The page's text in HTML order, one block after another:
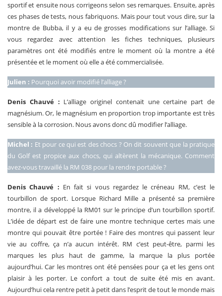
sportif et ensuite nous corrigeons selon ses remarques. Ensuite, après
ces phases de tests, nous fabriquons. Mais pour tout vous dire, sur la
montre de Bubba, il y a eu de grosses modifications sur l’alliage. Si
vous regardez avec attention les fiches techniques, plusieurs
paramètres ont été modifiés entre le moment où la montre a été
présentée et le moment où elle a été commercialisée.
Julien : Pourquoi avoir modifié l’alliage ?
Denis Chauvé : L’alliage originel contenait une certaine part de
magnésium. Or, le magnésium en proportion trop importante est très
sensible à la corrosion. Nous avons donc dû modifier l’alliage.
Michel : Et pour ce qui est des chocs ? On dit souvent que la pratique
du Golf est propice aux chocs, qui altèrent la mécanique. Comment
avez-vous travaillé la RM 038 pour la rendre portable ?
Denis Chauvé : En fait si vous regardez le créneau RM, c’est le
tourbillon de sport. Lorsque Richard Mille a présenté sa première
montre, il a développé la RM01 sur le principe d’un tourbillon sportif.
L’idée de départ est de faire une montre technique certes mais une
montre qui pouvait être portée ! Faire des montres qui passent leur
vie au coffre, ça n’a aucun intérêt. RM c’est peut-être, parmi les
marques les plus haut de gamme, la marque la plus portée
aujourd’hui. Car les montres ont été pensées pour ça et les gens ont
plaisir à les porter. Le confort a tout de suite été mis en avant.
Aujourd’hui cela rentre petit à petit dans l’esprit de tout le monde mais